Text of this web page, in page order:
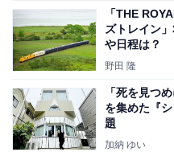
「THE
ズトレイン
や日程は？
野田 隆
「死を見つ
を集めた『
題
加納 ゆい